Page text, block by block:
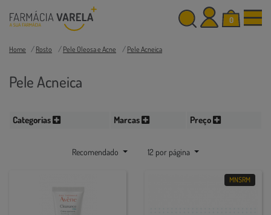
0
Home Rosto Pele Oleosa e Acne Pele Acneica
Pele Acneica
Categorias Marcas Preço
Recomendado 12 por página
MNSRM